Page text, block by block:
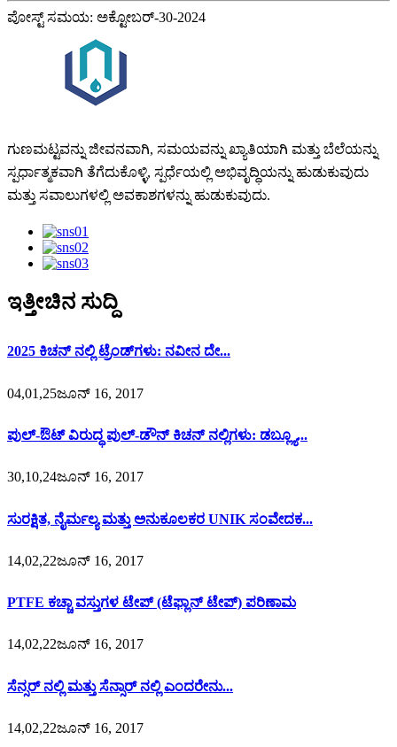
ಪೋಸ್ಟ್ ಸಮಯ: ಅಕ್ಟೋಬರ್-30-2024
ಗುಣಮಟ್ಟವನ್ನು ಜೀವನವಾಗಿ, ಸಮಯವನ್ನು ಖ್ಯಾತಿಯಾಗಿ ಮತ್ತು ಬೆಲೆಯನ್ನು
ಸ್ಪರ್ಧಾತ್ಮಕವಾಗಿ ತೆಗೆದುಕೊಳ್ಳಿ, ಸ್ಪರ್ಧೆಯಲ್ಲಿ ಅಭಿವೃದ್ಧಿಯನ್ನು ಹುಡುಕುವುದು
ಮತ್ತು ಸವಾಲುಗಳಲ್ಲಿ ಅವಕಾಶಗಳನ್ನು ಹುಡುಕುವುದು.
ಇತ್ತೀಚಿನ ಸುದ್ದಿ
2025 ಕಿಚನ್ ನಲ್ಲಿ ಟ್ರೆಂಡ್‌ಗಳು: ನವೀನ ದೇ...
04,01,25ಜೂನ್ 16, 2017
ಪುಲ್-ಔಟ್ ವಿರುದ್ಧ ಪುಲ್-ಡೌನ್ ಕಿಚನ್ ನಲ್ಲಿಗಳು: ಡಬ್ಲ್ಯೂ...
30,10,24ಜೂನ್ 16, 2017
ಸುರಕ್ಷಿತ, ನೈರ್ಮಲ್ಯ ಮತ್ತು ಅನುಕೂಲಕರ UNIK ಸಂವೇದಕ...
14,02,22ಜೂನ್ 16, 2017
PTFE ಕಚ್ಚಾ ವಸ್ತುಗಳ ಟೇಪ್ (ಟೆಫ್ಲಾನ್ ಟೇಪ್) ಪರಿಣಾಮ
14,02,22ಜೂನ್ 16, 2017
ಸೆನ್ಸರ್ ನಲ್ಲಿ ಮತ್ತು ಸೆನ್ಸಾರ್ ನಲ್ಲಿ ಎಂದರೇನು...
14,02,22ಜೂನ್ 16, 2017